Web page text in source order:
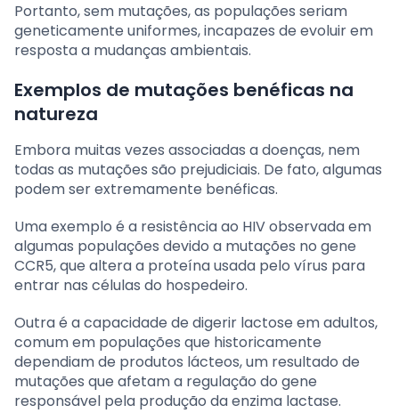
Portanto, sem mutações, as populações seriam
geneticamente uniformes, incapazes de evoluir em
resposta a mudanças ambientais.
Exemplos de mutações benéficas na
natureza
Embora muitas vezes associadas a doenças, nem
todas as mutações são prejudiciais. De fato, algumas
podem ser extremamente benéficas.
Uma exemplo é a resistência ao HIV observada em
algumas populações devido a mutações no gene
CCR5, que altera a proteína usada pelo vírus para
entrar nas células do hospedeiro.
Outra é a capacidade de digerir lactose em adultos,
comum em populações que historicamente
dependiam de produtos lácteos, um resultado de
mutações que afetam a regulação do gene
responsável pela produção da enzima lactase.